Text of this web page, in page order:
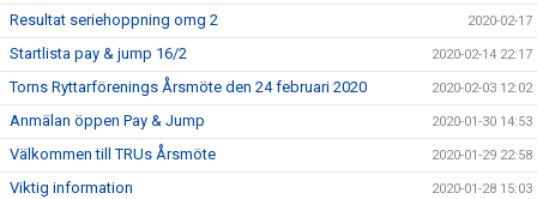
Resultat seriehoppning omg 2 2020-02-17
Startlista pay & jump 16/2 2020-02-14 22:17
Torns Ryttarförenings Årsmöte den 24 februari 2020 2020-02-03 12:02
Anmälan öppen Pay & Jump 2020-01-30 14:53
Välkommen till TRUs Årsmöte 2020-01-29 22:58
Viktig information 2020-01-28 15:03